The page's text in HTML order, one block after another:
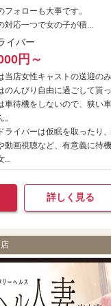
フォローも大事です。
対応一つで女の子が積...
イバー
円～
当店女性キャストの送迎のみ
のんびり自由に過ごして貰っ
車待機をしないので、狭い
ライバーは仮眠を取ったり
動画視聴など、有意義に待
詳しく見る